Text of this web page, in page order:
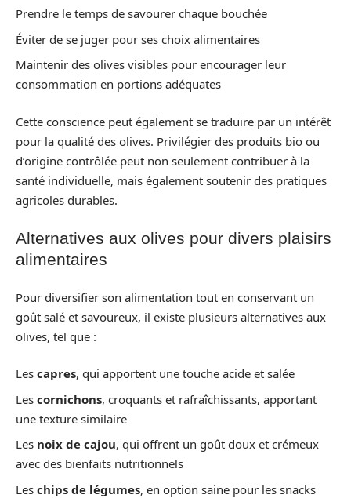
Prendre le temps de savourer chaque bouchée
Éviter de se juger pour ses choix alimentaires
Maintenir des olives visibles pour encourager leur
consommation en portions adéquates
Cette conscience peut également se traduire par un intérêt
pour la qualité des olives. Privilégier des produits bio ou
d’origine contrôlée peut non seulement contribuer à la
santé individuelle, mais également soutenir des pratiques
agricoles durables.
Alternatives aux olives pour divers plaisirs
alimentaires
Pour diversifier son alimentation tout en conservant un
goût salé et savoureux, il existe plusieurs alternatives aux
olives, tel que :
Les capres, qui apportent une touche acide et salée
Les cornichons, croquants et rafraîchissants, apportant
une texture similaire
Les noix de cajou, qui offrent un goût doux et crémeux
avec des bienfaits nutritionnels
Les chips de légumes, en option saine pour les snacks